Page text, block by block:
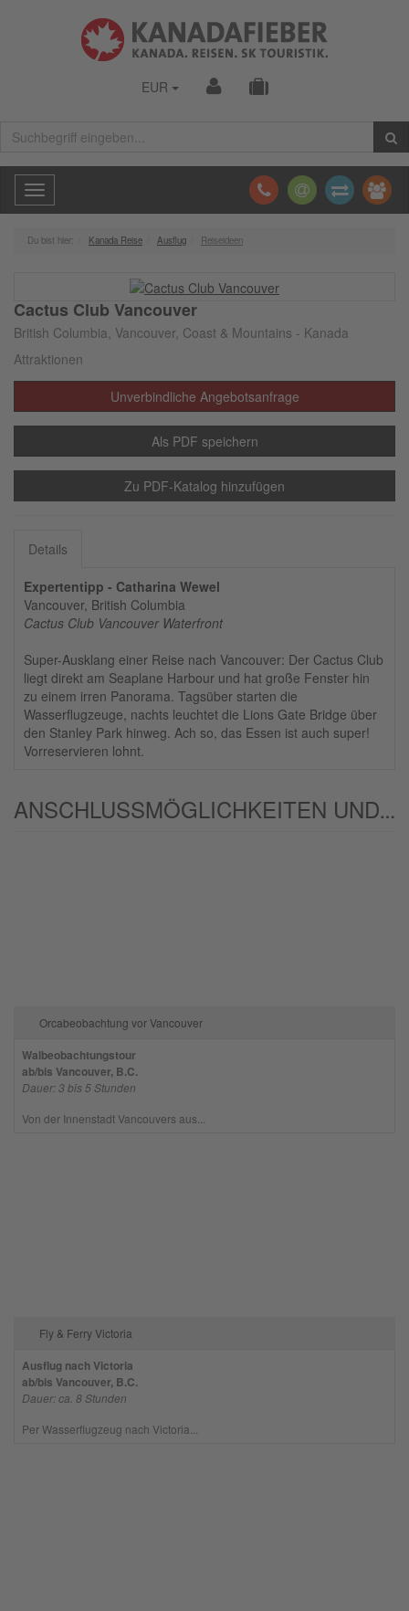
EUR
Toggle
navigation
Du bist hier: Kanada Reise Ausflug Reiseideen
Cactus Club Vancouver
British Columbia, Vancouver, Coast & Mountains - Kanada
Attraktionen
Unverbindliche Angebotsanfrage
Als PDF speichern
Zu PDF-Katalog hinzufügen
Details
Expertentipp - Catharina Wewel
Vancouver, British Columbia
Cactus Club Vancouver Waterfront
Super-Ausklang einer Reise nach Vancouver: Der Cactus Club
liegt direkt am Seaplane Harbour und hat große Fenster hin
zu einem irren Panorama. Tagsüber starten die
Wasserflugzeuge, nachts leuchtet die Lions Gate Bridge über
den Stanley Park hinweg. Ach so, das Essen ist auch super!
Vorreservieren lohnt.
ANSCHLUSSMÖGLICHKEITEN UND/ODER ALTERNATIVEN:
Orcabeobachtung vor Vancouver
Walbeobachtungstour
ab/bis Vancouver, B.C.
Dauer: 3 bis 5 Stunden
Von der Innenstadt Vancouvers aus...
Fly & Ferry Victoria
Ausflug nach Victoria
ab/bis Vancouver, B.C.
Dauer: ca. 8 Stunden
Per Wasserflugzeug nach Victoria...